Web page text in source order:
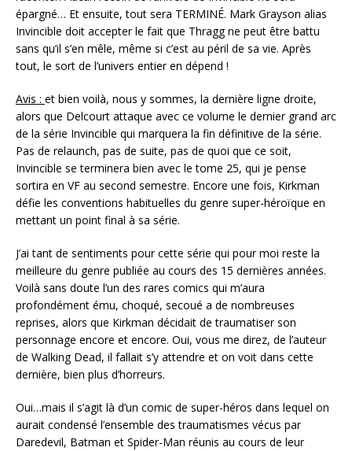
épargné… Et ensuite, tout sera TERMINÉ. Mark Grayson alias
Invincible doit accepter le fait que Thragg ne peut être battu
sans qu’il s’en mêle, même si c’est au péril de sa vie. Après
tout, le sort de l’univers entier en dépend !
Avis : et bien voilà, nous y sommes, la dernière ligne droite,
alors que Delcourt attaque avec ce volume le dernier grand arc
de la série Invincible qui marquera la fin définitive de la série.
Pas de relaunch, pas de suite, pas de quoi que ce soit,
Invincible se terminera bien avec le tome 25, qui je pense
sortira en VF au second semestre. Encore une fois, Kirkman
défie les conventions habituelles du genre super-héroïque en
mettant un point final à sa série.
J’ai tant de sentiments pour cette série qui pour moi reste la
meilleure du genre publiée au cours des 15 dernières années.
Voilà sans doute l’un des rares comics qui m’aura
profondément ému, choqué, secoué a de nombreuses
reprises, alors que Kirkman décidait de traumatiser son
personnage encore et encore. Oui, vous me direz, de l’auteur
de Walking Dead, il fallait s’y attendre et on voit dans cette
dernière, bien plus d’horreurs.
Oui…mais il s’agit là d’un comic de super-héros dans lequel on
aurait condensé l’ensemble des traumatismes vécus par
Daredevil, Batman et Spider-Man réunis au cours de leur